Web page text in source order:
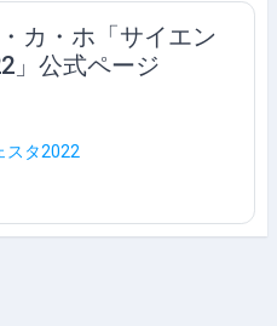
カ・ホ「サイエン
」公式ページ
スタ2022